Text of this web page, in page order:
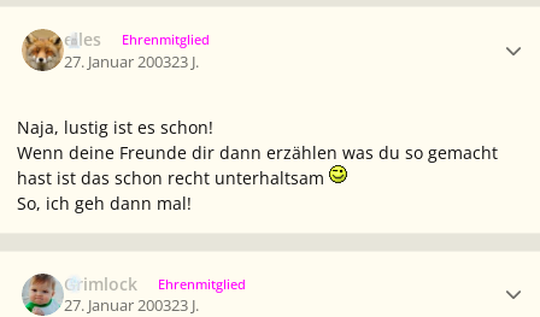
elles Ehrenmitglied
27. Januar 200323 J.
Naja, lustig ist es schon!
Wenn deine Freunde dir dann erzählen was du so gemacht
hast ist das schon recht unterhaltsam
So, ich geh dann mal!
Grimlock Ehrenmitglied
27. Januar 200323 J.